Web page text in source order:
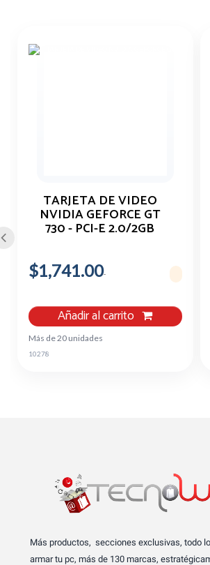
TARJETA DE VIDEO
NVIDIA GEFORCE GT
730 - PCI-E 2.0/2GB
$1,741.00
Añadir al carrito
Más de 20 unidades
10278
Más productos, secciones exclusivas, todo
armar tu pc, más de 130 marcas,